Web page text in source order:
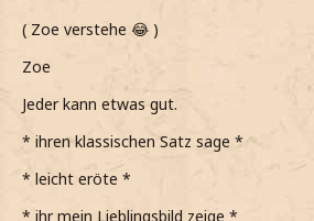
( Zoe verstehe 😂 )
Zoe
Jeder kann etwas gut.
* ihren klassischen Satz sage *
* leicht eröte *
* ihr mein Lieblingsbild zeige *